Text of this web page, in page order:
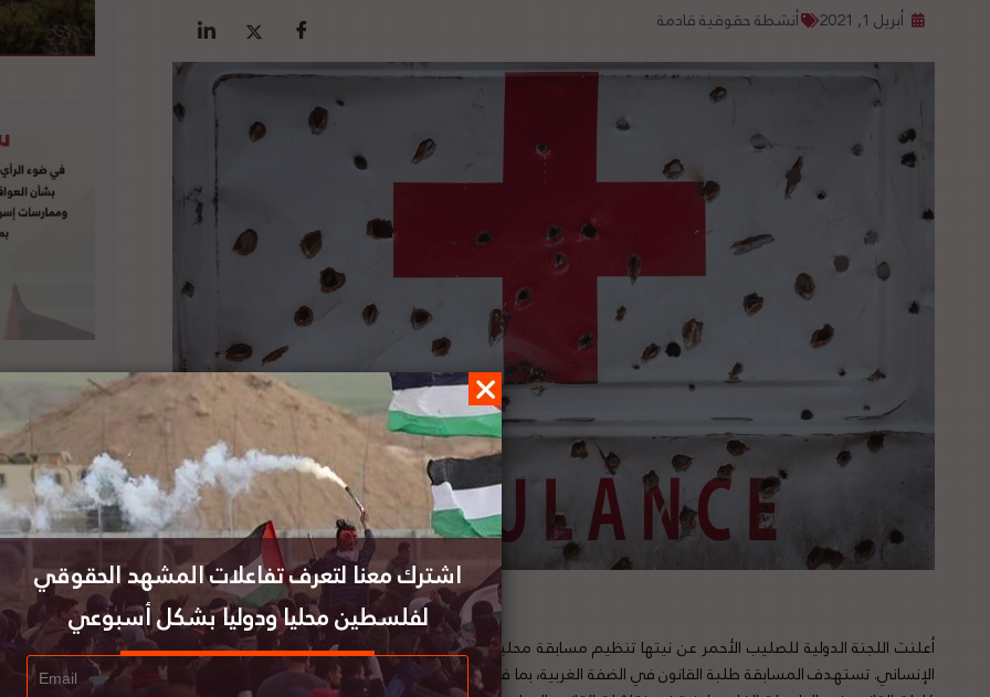
أبريل 1, 2021 أنشطة حقوقية قادمة
أعلنت اللجنة الدولية للصليب الأحمر عن نيتها تنظيم مسابقة محلية للكتابة البحثية باللغة العربية حول القانون الدولي
الإنساني. تستهدف المسابقة طلبة القانون في الضفة الغربية، بما في ذلك القدس وقطاع غزة، وتهدف إلى إشراك طلبة
اشترك معنا لتعرف تفاعلات المشهد الحقوقي
لفلسطين محليا ودوليا بشكل أسبوعي